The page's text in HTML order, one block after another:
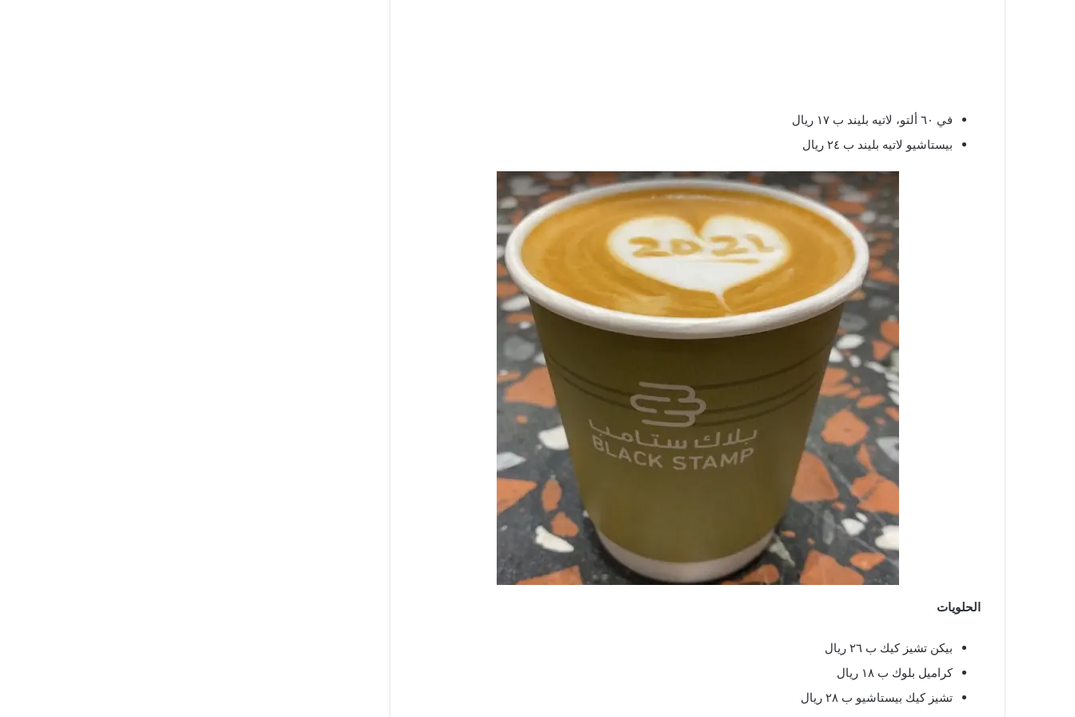
في ٦٠ ألتو، لاتيه بليند ب ١٧ ريال
بيستاشيو لاتيه بليند ب ٢٤ ريال
الحلويات
بيكن تشيز كيك ب ٢٦ ريال
كراميل بلوك ب ١٨ ريال
تشيز كيك بيستاشيو ب ٢٨ ريال